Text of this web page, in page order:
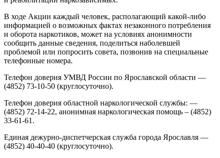
В ходе Акции каждый человек, располагающий какой-либо
информацией о возможных фактах незаконного потребления
и оборота наркотиков, может на условиях анонимности
сообщить данные сведения, поделиться наболевшей
проблемой или попросить совета, позвонив на специальные
телефонные номера.
Телефон доверия УМВД России по Ярославской области —
(4852) 73-10-50 (круглосуточно).
Телефон доверия областной наркологической службы: —
(4852) 72-14-22, анонимная наркологическая помощь – (4852)
33-61-61.
Единая дежурно-диспетчерская служба города Ярославля —
(4852) 40-40-40 (круглосуточно).